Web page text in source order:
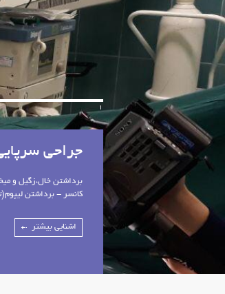
1
جراحی
برداشتن خال،زگیل و
کانسر - برداشتن
اشنایی بیشتر